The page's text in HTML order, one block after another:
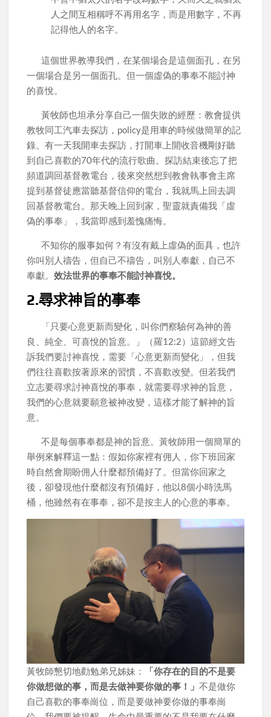
人之間互相稱呼不再用名字，而是用數字，不再
記得他人的名字。
這個世界教導我們，在某個場合是這個面孔，在另
一個場合是另一個面孔。但一個虛偽的事奉不能討神
的喜悅。
黃牧師也坦承分享自己一個失敗的經歷：教會提供
教牧同工汽車去探訪，policy是用車的時候做簡單的記
錄。有一天我開車去探訪，打開車上開收音機剛好聽
到自己喜歡的70年代的流行歌曲。探訪結束後忘了把
頻道調回基督教電台，後來突然想到教會執事會主席
提到基督徒應當聽基督信仰的電台，我就馬上回去調
回基督教電台。那天晚上回到家，聖靈就責備我「虛
偽的事奉」，我當即感到羞愧痛悔。
不知你的服事如何？有沒有戴上虛偽的面具，也許
你叫別人禱告，但自己不禱告，叫別人奉獻，自己不
奉獻。效法世界的事奉不能討神喜悅。
2.尋求神旨的事奉
「只要心意更新而變化，叫你們察驗何為神的善
良、純全、可喜悅的旨意。」（羅12:2）這節經文告
訴我們要討神喜悅，需要「心意更新而變化」，但我
們往往喜歡按著原來的習慣，不喜歡改變。但若我們
立志要尋求討神喜悅的事奉，就需要尋求神的旨意，
我們的心意就要願意被神改變，這樣才能了解神的旨
意。
不是每個事奉都是神的旨意。黃牧師用一個簡單的
舉例來解釋這一點：假如你家裡有佣人，你下班回家
時自然會期盼佣人什麼都預備好了。但當你回家之
後，卻發現他什麼都沒有預備好，他以8個小時洗馬
桶，他雖然有在事奉，卻不是按主人的心意的事奉。
黃牧師懇切地勸勉弟兄姊妹：
「你存在的目的不是要
你做想做的事，而是去做神要你做的事！」不是做你
自己喜歡的事奉崗位，而是要做神要你做的事奉崗